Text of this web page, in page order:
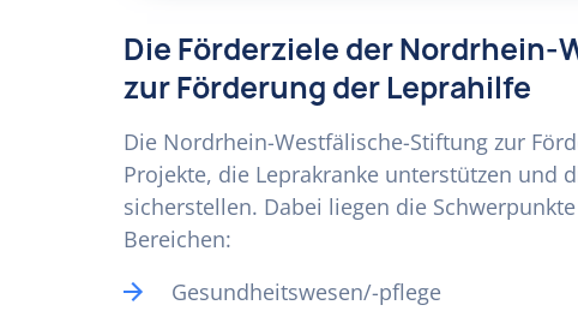
Die Förderziele der
zur Förderung der Leprahilfe
Die Nordrhein-Westfälische-Stiftung zur
Projekte, die Leprakranke unterstützen und
sicherstellen. Dabei liegen die
Bereichen:
Gesundheitswesen/-pflege